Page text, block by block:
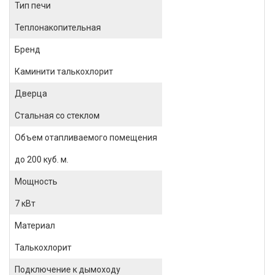
Тип печи
Теплонакопительная
Бренд
Каминити талькохлорит
Дверца
Стальная со стеклом
Объем отапливаемого помещения
до 200 куб. м.
Мощность
7 кВт
Материал
Талькохлорит
Подключение к дымоходу